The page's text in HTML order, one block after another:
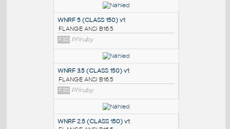
PODOBNÉ BLOKY
SORF 1.5 (CLASS 150):
FLANGE ANSI B16.5
F3D Příruby
WNRF 5 (CLASS 150) v1
FLANGE ANSI B16.5